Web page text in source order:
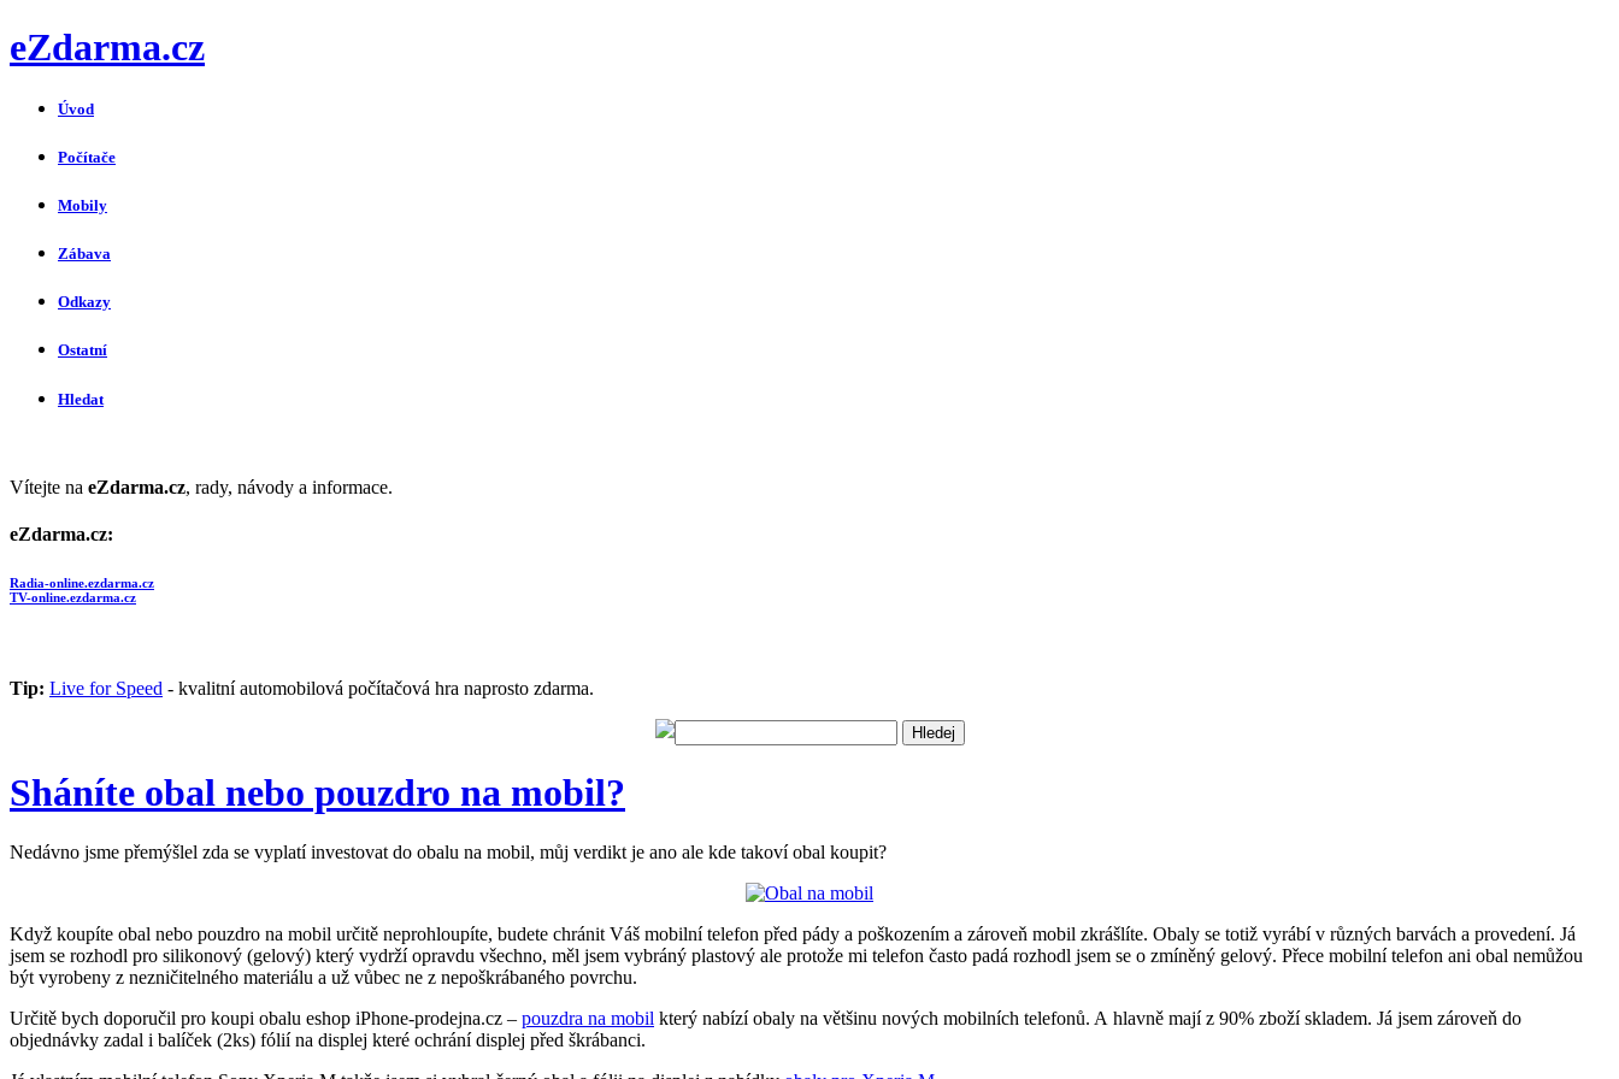
eZdarma.cz
Úvod
Počítače
Mobily
Zábava
Odkazy
Ostatní
Hledat
Vítejte na eZdarma.cz, rady, návody a informace.
eZdarma.cz:
Radia-online.ezdarma.cz
TV-online.ezdarma.cz
Tip: Live for Speed - kvalitní automobilová počítačová hra naprosto zdarma.
Sháníte obal nebo pouzdro na mobil?
Nedávno jsme přemýšlel zda se vyplatí investovat do obalu na mobil, můj verdikt je ano ale kde takoví obal koupit?
Když koupíte obal nebo pouzdro na mobil určitě neprohloupíte, budete chránit Váš mobilní telefon před pády a poškozením a zároveň mobil zkrášlíte. Obaly se totiž vyrábí v různých barvách a provedení. Já
jsem se rozhodl pro silikonový (gelový) který vydrží opravdu všechno, měl jsem vybráný plastový ale protože mi telefon často padá rozhodl jsem se o zmíněný gelový. Přece mobilní telefon ani obal nemůžou
být vyrobeny z nezničitelného materiálu a už vůbec ne z nepoškrábaného povrchu.
Určitě bych doporučil pro koupi obalu eshop iPhone-prodejna.cz – pouzdra na mobil který nabízí obaly na většinu nových mobilních telefonů. A hlavně mají z 90% zboží skladem. Já jsem zároveň do
objednávky zadal i balíček (2ks) fólií na displej které ochrání displej před škrábanci.